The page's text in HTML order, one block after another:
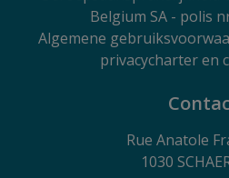
Belgium SA - polis
Algemene
privacycharter en
Rue Anatole
1030